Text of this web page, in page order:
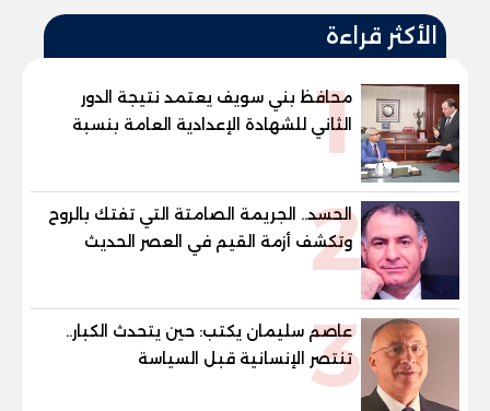
الأكثر قراءة
1
محافظ بني سويف يعتمد نتيجة الدور
الثاني للشهادة الإعدادية العامة بنسبة
والنور للمكفوفين
2
الحسد.. الجريمة الصامتة التي تفتك بالروح
وتكشف أزمة القيم في العصر الحديث
3
عاصم سليمان يكتب: حين يتحدث الكبار..
تنتصر الإنسانية قبل السياسة